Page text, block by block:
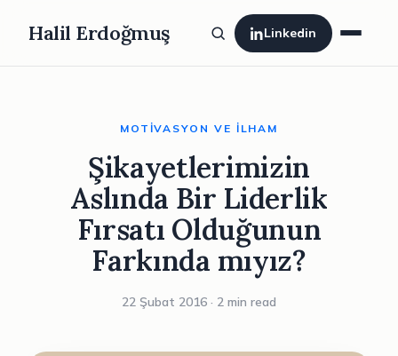
Halil Erdoğmuş Linkedin
MOTIVASYON VE İLHAM
Şikayetlerimizin
Aslında Bir Liderlik
Fırsatı Olduğunun
Farkında mıyız?
22 Şubat 2016 · 2 min read